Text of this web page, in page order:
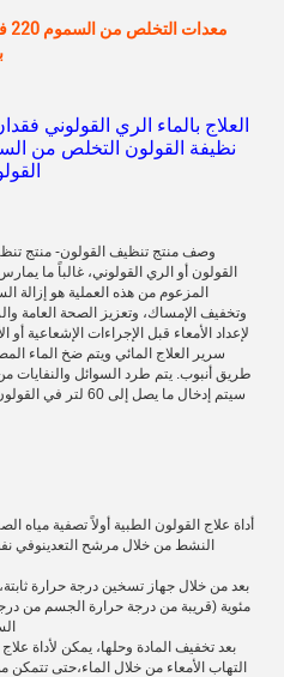
العلاج بالماء الري القولوني
نظيفة القولون التخلص من
وصف منتج تنظيف القولون- منتج
القولون أو الري القولوني، غالباً ما
المزعوم من هذه العملية هو إزالة
وتخفيف الإمساك، وتعزيز الصحة العامة
لإعداد الأمعاء قبل الإجراءات الإشعاعية
سرير العلاج المائي ويتم ضخ الماء
طريق أنبوب. يتم طرد السوائل والنفايات
سيتم إدخال ما يصل
أداة علاج القولون الطبية أولاً تصفية مياه
النشط من خلال مرشح التعدينوفي
مئوية (قريبة من درجة حرارة الجسم من
بعد تخفيف المادة وحلها، يمكن لأداة
التهاب الأمعاء من خلال الماء،حتى